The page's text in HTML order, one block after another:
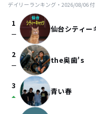
デイリーランキング・ 2026/08/06付
1
check_indeterminate_small 仙台シティー
2
check_indeterminate_small the奥歯's
3
arrow_drop_up 青い春